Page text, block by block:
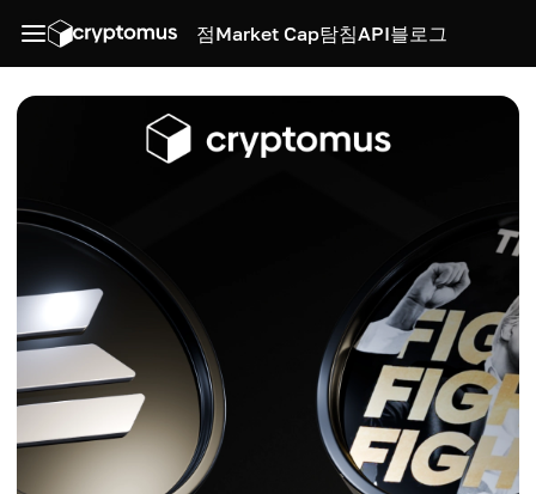
점Market Cap탐침API블로그